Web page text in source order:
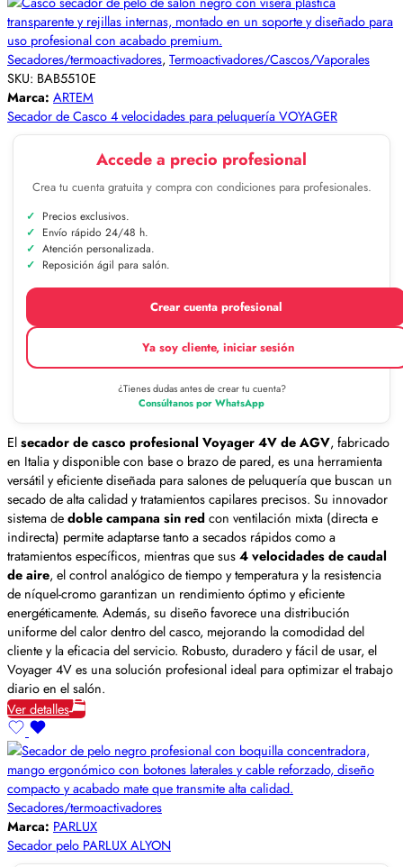
Secadores/termoactivadores, Termoactivadores/Cascos/Vaporales
SKU: BAB5510E
Marca: ARTEM
Secador de Casco 4 velocidades para peluquería VOYAGER
Accede a precio profesional
Crea tu cuenta gratuita y compra con condiciones para profesionales.
Precios exclusivos.
Envío rápido 24/48 h.
Atención personalizada.
Reposición ágil para salón.
Crear cuenta profesional
Ya soy cliente, iniciar sesión
¿Tienes dudas antes de crear tu cuenta?
Consúltanos por WhatsApp
Elsecador de casco profesional Voyager 4V de AGV, fabricado
en Italia y disponible con base o brazo de pared, es una herramienta
versátil y eficiente diseñada para salones de peluquería que buscan un
secado de alta calidad y tratamientos capilares precisos. Su innovador
sistema dedoble campana sin redcon ventilación mixta (directa e
indirecta) permite adaptarse tanto a secados rápidos como a
tratamientos específicos, mientras que sus4 velocidades de caudal
de aire, el control analógico de tiempo y temperatura y la resistencia
de níquel-cromo garantizan un rendimiento óptimo y eficiente
energéticamente. Además, su diseño favorece una distribución
uniforme del calor dentro del casco, mejorando la comodidad del
cliente y la eficacia del servicio. Robusto, duradero y fácil de usar, el
Voyager 4V es una solución profesional ideal para optimizar el trabajo
diario en el salón.
Ver detalles
Secadores/termoactivadores
Marca: PARLUX
Secador pelo PARLUX ALYON